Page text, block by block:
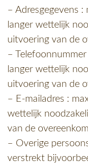
– Adresgegevens
langer wettelijk
uitvoering van de
–
langer wettelijk
uitvoering van de
– E-mailadres :
wettelijk
van de
– Overige
verstrekt